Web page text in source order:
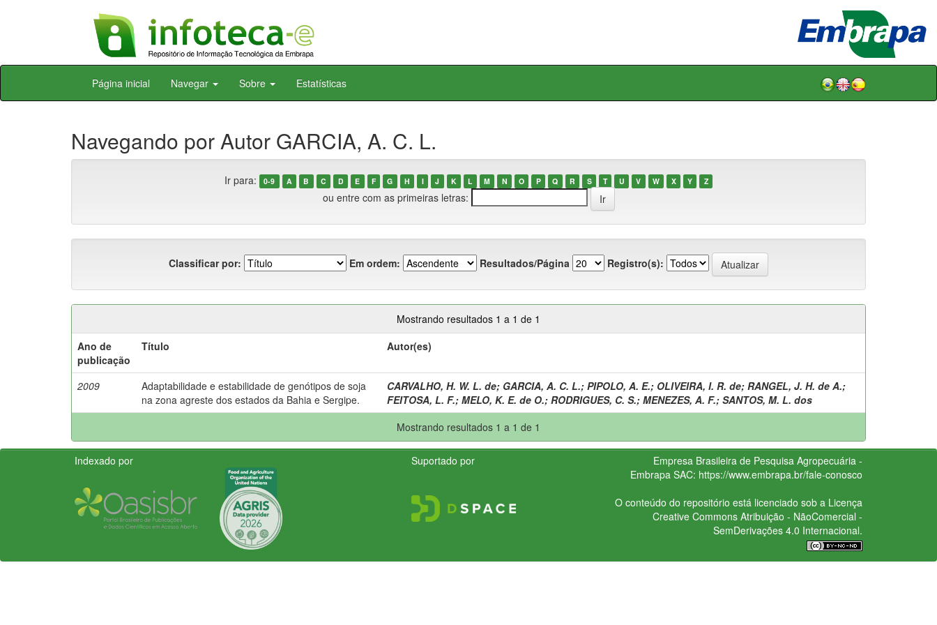
Skip
Página inicial Navegar Sobre Estatísticas
Navegando por Autor GARCIA, A. C. L.
Ir para: 0-9 A B C D E F G H I J K L M N O P Q R S T U V W X Y Z
ou entre com as primeiras letras:
Classificar por: Em ordem: Resultados/Página Registro(s):
Mostrando resultados 1 a 1 de 1
Ano de
publicação
Título Autor(es)
2009
Adaptabilidade e estabilidade de genótipos de soja
na zona agreste dos estados da Bahia e Sergipe.
CARVALHO, H. W. L. de; GARCIA, A. C. L.; PIPOLO, A. E.; OLIVEIRA, I. R. de; RANGEL, J. H. de A.;
FEITOSA, L. F.; MELO, K. E. de O.; RODRIGUES, C. S.; MENEZES, A. F.; SANTOS, M. L. dos
Mostrando resultados 1 a 1 de 1
Indexado por Suportado por
Empresa Brasileira de Pesquisa Agropecuária -
Embrapa SAC: https://www.embrapa.br/fale-conosco
O conteúdo do repositório está licenciado sob a Licença
Creative CommonsAtribuição - NãoComercial -
SemDerivações 4.0 Internacional.